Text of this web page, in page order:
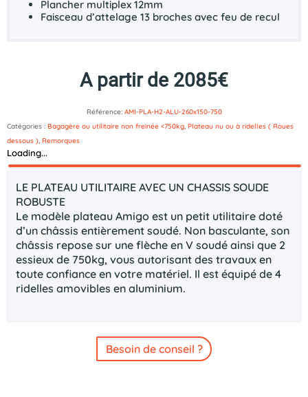
Plancher multiplex 12mm
Faisceau d’attelage 13 broches avec feu de recul
A partir de 2085€
Référence: AMI-PLA-H2-ALU-260x150-750
Catégories : Bagagère ou utilitaire non freinée <750kg, Plateau nu ou à ridelles ( Roues
dessous ), Remorques
Loading...
Description
LE PLATEAU UTILITAIRE AVEC UN CHASSIS SOUDE
ROBUSTE
Le modèle plateau Amigo est un petit utilitaire doté
d’un châssis entièrement soudé. Non basculante, son
châssis repose sur une flèche en V soudé ainsi que 2
essieux de 750kg, vous autorisant des travaux en
toute confiance en votre matériel. Il est équipé de 4
ridelles amovibles en aluminium.
Besoin de conseil ?